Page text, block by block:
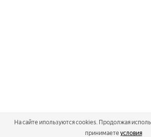
На сайте ипользуются cookies. Продолжая
принимаете условия